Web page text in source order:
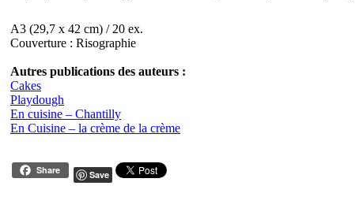
A3 (29,7 x 42 cm) / 20 ex.
Couverture : Risographie
Autres publications des auteurs :
Cakes
Playdough
En cuisine – Chantilly
En Cuisine – la crème de la crème
Share Save